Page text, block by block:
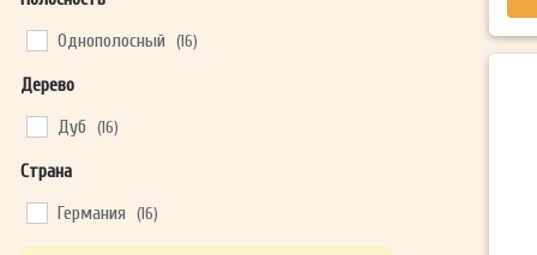
Однополосный (16)
Дерево
Дуб (16)
Страна
Германия (16)